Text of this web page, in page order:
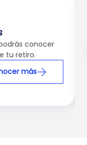
conocer
tu retiro.
más